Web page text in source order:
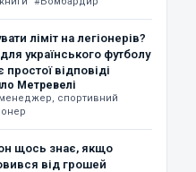
ліміт на легіонерів?
українського футболу
простої відповіді
Метревелі
спортивний
щось знає, якщо
від грошей